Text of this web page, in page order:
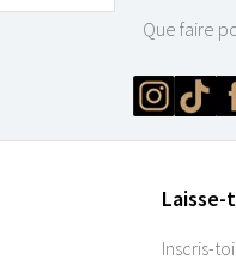
Que faire
Laisse-
Inscris-